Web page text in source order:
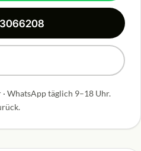
WhatsApp täglich 9–18 Uhr.